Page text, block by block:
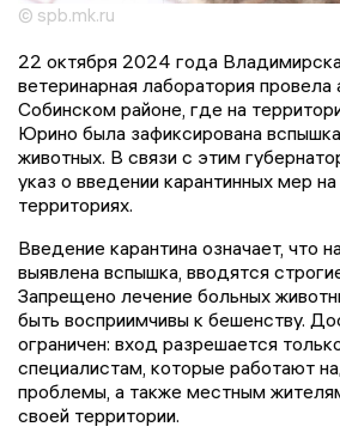
© spb.mk.ru
22 октября 2024 года
ветеринарная лаборатория провела
Собинском районе, где на
Юрино была зафиксирована
животных. В связи с этим
указ о введении карантинных мер
территориях.
Введение карантина означает, что
выявлена вспышка, вводятся
Запрещено лечение больных
быть восприимчивы к бешенству.
ограничен: вход разрешается
специалистам, которые работают
проблемы, а также местным
своей территории.